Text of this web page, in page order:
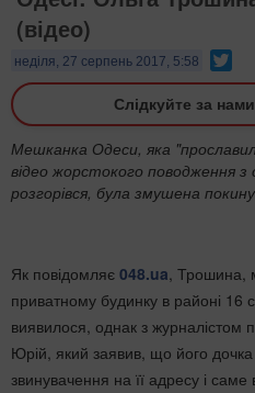
(відео)
неділя, 27 серпень 2017, 5:58
Слідкуйте за нами
Мешканка Одеси, яка
відео жорстокого поводження з
розгорівся, була змушена
Як повідомляє 048.ua, Трошина,
приватному будинку в районі 16
виявилося, однак з журналістом
Юрій, який заявив, що його дочка
звинувачення на її адресу і